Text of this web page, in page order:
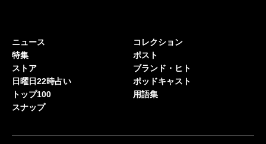
ニュース
特集
ストア
日曜日22時占い
トップ100
スナップ
コレクション
ポスト
ブランド・ヒト
ポッドキャスト
用語集